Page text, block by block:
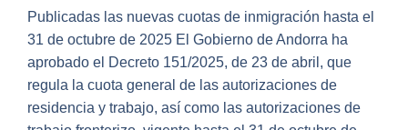
Publicadas las nuevas cuotas de inmigración hasta el
31 de octubre de 2025 El Gobierno de Andorra ha
aprobado el Decreto 151/2025, de 23 de abril, que
regula la cuota general de las autorizaciones de
residencia y trabajo, así como las autorizaciones de